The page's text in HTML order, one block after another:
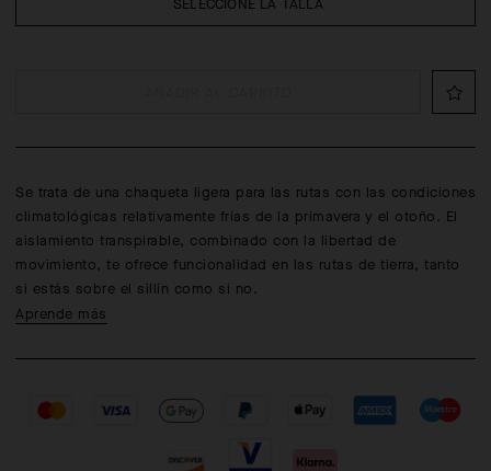
SELECCIONE LA TALLA
Se trata de una chaqueta ligera para las rutas con las condiciones
climatológicas relativamente frías de la primavera y el otoño. El
aislamiento transpirable, combinado con la libertad de
movimiento, te ofrece funcionalidad en las rutas de tierra, tanto
si estás sobre el sillín como si no.
Aprende más